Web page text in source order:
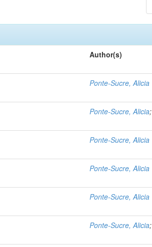
Author(s)
Ponte-Sucre, Alicia
Ponte-Sucre, Alicia;
Ponte-Sucre, Alicia
Ponte-Sucre, Alicia
Ponte-Sucre, Alicia
Ponte-Sucre, Alicia;